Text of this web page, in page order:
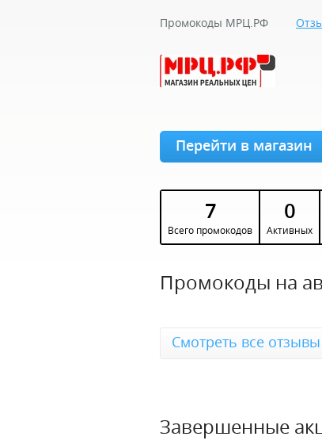
Промокоды МРЦ.РФ
Перейти в магазин
7
Всего промокодов
0
Активных
Промокоды на
Смотреть все
Завершенные